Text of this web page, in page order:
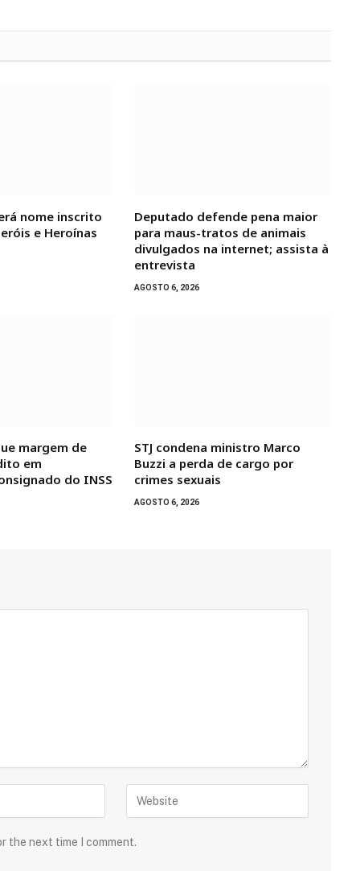
nome inscrito
e Heroínas
Deputado defende pena maior
para maus-tratos de animais
divulgados na internet; assista à
entrevista
AGOSTO 6, 2026
margem de
em
do INSS
STJ condena ministro Marco
Buzzi a perda de cargo por
crimes sexuais
AGOSTO 6, 2026
the next time I comment.